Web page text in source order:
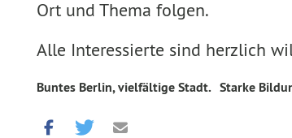
Ort und Thema folgen.
Alle Interessierte sind herzlich
Buntes Berlin, vielfältige Stadt. Starke